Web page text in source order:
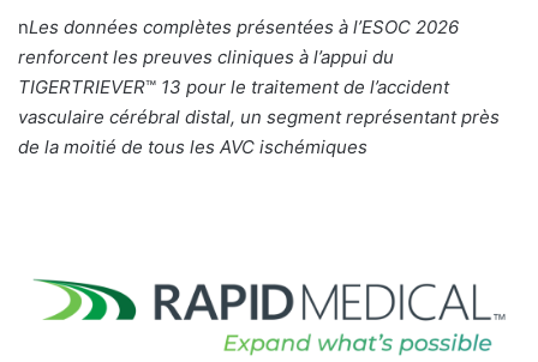
v
o
y
e
nLes données complètes présentées à l’ESOC 2026
renforcent les preuves cliniques à l’appui du
TIGERTRIEVER™ 13 pour le traitement de l’accident
vasculaire cérébral distal, un segment représentant près
de la moitié de tous les AVC ischémiques